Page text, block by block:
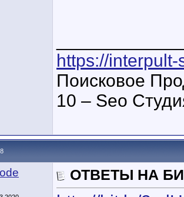
https://
Поисковое
10 – Seo
ОТВЕТЫ НА